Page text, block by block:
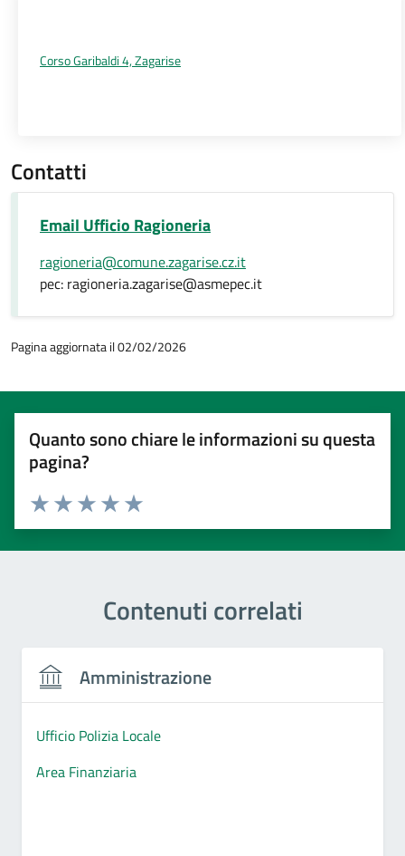
Corso Garibaldi 4, Zagarise
Contatti
Email Ufficio Ragioneria
ragioneria@comune.zagarise.cz.it
pec: ragioneria.zagarise@asmepec.it
Pagina aggiornata il 02/02/2026
Quanto sono chiare le informazioni su questa
pagina?
Valuta 5 stelle su 5
Valuta 4 stelle su 5
Valuta 3 stelle su 5
Valuta 2 stelle su 5
Valuta 1 stelle su 5
Contenuti correlati
Amministrazione
Ufficio Polizia Locale
Area Finanziaria